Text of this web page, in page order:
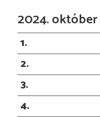
2024. október
1
2
3
4